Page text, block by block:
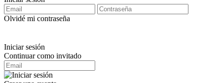
Olvidé mi contraseña
Iniciar sesión
Continuar como invitado